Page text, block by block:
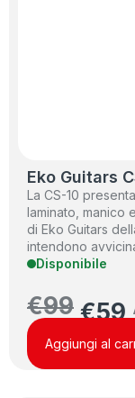
Eko Guitars
La CS-10
laminato, manico
di Eko Guitars
intendono
Disponibile
€99 €59
Aggiungi al